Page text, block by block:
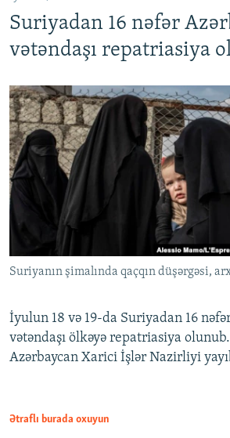
Suriyadan 16 nəfər
vətəndaşı repatriasiya
Suriyanın şimalında qaçqın düşərgəsi,
İyulun 18 və 19-da Suriyadan 16
vətəndaşı ölkəyə repatriasiya
Azərbaycan Xarici İşlər Nazirliyi
Ətraflı burada oxuyun